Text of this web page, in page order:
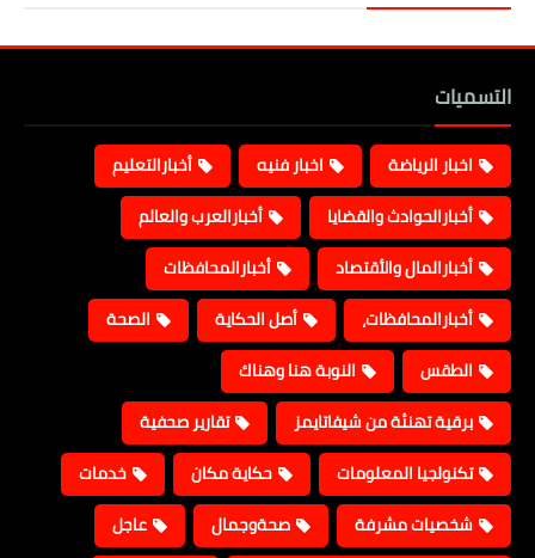
التسميات
اخبار الرياضة اخبار فنيه
أخبارالتعليم
أخبارالحوادث والقضايا
أخبارالعرب والعالم
أخبارالمال والأقتصاد
أخبارالمحافظات
أخبارالمحافظات،
أصل الحكاية
الصحة
الطقس
النوبة هنا وهناك
برقية تهنئة من شيفاتايمز
تقارير صحفية
تكنولجيا المعلومات
حكاية مكان
خدمات
شخصيات مشرفة
صحةوجمال
عاجل